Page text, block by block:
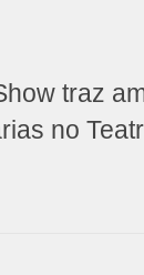
traz
no